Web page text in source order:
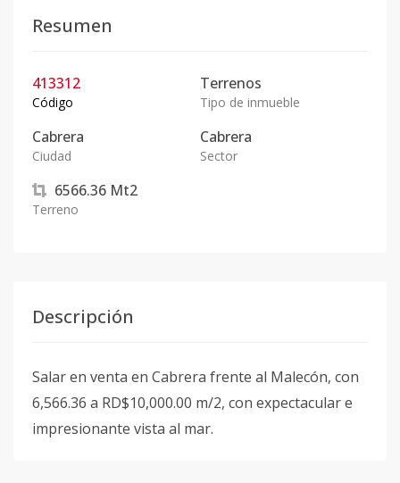
Resumen
413312
Código
Terrenos
Tipo de inmueble
Cabrera
Ciudad
Cabrera
Sector
6566.36 Mt2
Terreno
Descripción
Salar en venta en Cabrera frente al Malecón, con
6,566.36 a RD$10,000.00 m/2, con expectacular e
impresionante vista al mar.